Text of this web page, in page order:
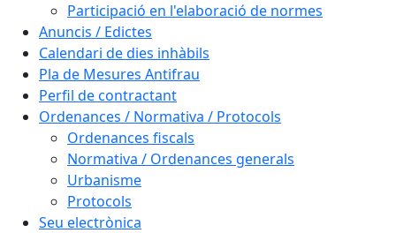
Participació en l'elaboració de normes
Anuncis / Edictes
Calendari de dies inhàbils
Pla de Mesures Antifrau
Perfil de contractant
Ordenances / Normativa / Protocols
Ordenances fiscals
Normativa / Ordenances generals
Urbanisme
Protocols
Seu electrònica